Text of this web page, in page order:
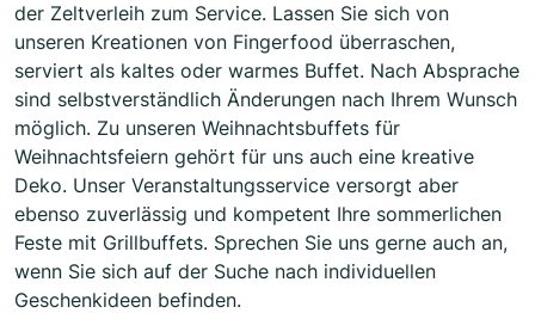
der Zeltverleih zum Service. Lassen Sie sich von
unseren Kreationen von Fingerfood überraschen,
serviert als kaltes oder warmes Buffet. Nach Absprache
sind selbstverständlich Änderungen nach Ihrem Wunsch
möglich. Zu unseren Weihnachtsbuffets für
Weihnachtsfeiern gehört für uns auch eine kreative
Deko. Unser Veranstaltungsservice versorgt aber
ebenso zuverlässig und kompetent Ihre sommerlichen
Feste mit Grillbuffets. Sprechen Sie uns gerne auch an,
wenn Sie sich auf der Suche nach individuellen
Geschenkideen befinden.